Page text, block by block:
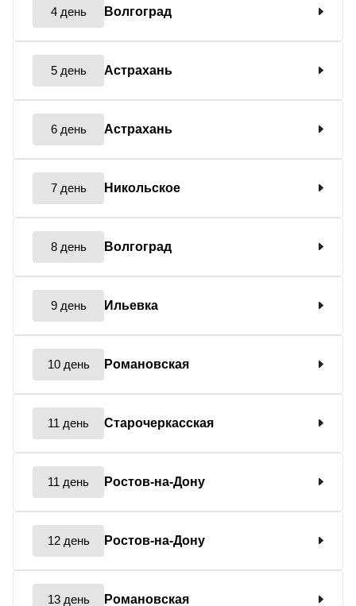
4 день Волгоград
5 день Астрахань
6 день Астрахань
7 день Никольское
8 день Волгоград
9 день Ильевка
10 день Романовская
11 день Старочеркасская
11 день Ростов-на-Дону
12 день Ростов-на-Дону
13 день Романовская